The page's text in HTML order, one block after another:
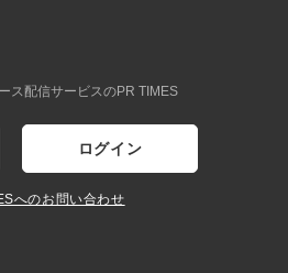
ス配信サービスのPR TIMES
ログイン
へのお問い合わせ